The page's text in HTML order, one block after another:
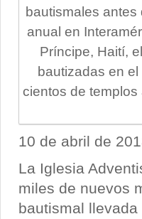
bautismales
anual en
Príncipe, Haití,
bautizadas en
cientos de
10 de abril de
La Iglesia
miles de nuevos
bautismal